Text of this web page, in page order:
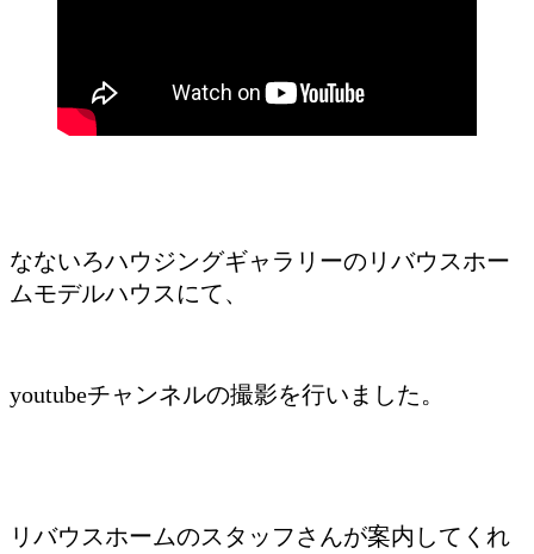
なないろハウジングギャラリーのリバウスホー
ムモデルハウスにて、
youtubeチャンネルの撮影を行いました。
リバウスホームのスタッフさんが案内してくれ